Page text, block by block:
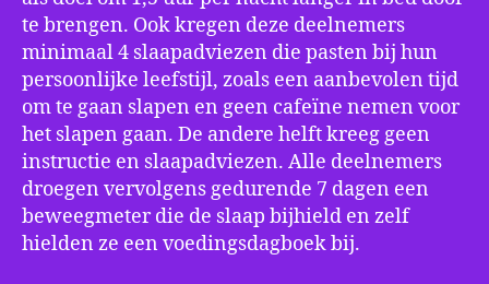
te brengen. Ook kregen deze deelnemers
minimaal 4 slaapadviezen die pasten bij hun
persoonlijke leefstijl, zoals een aanbevolen tijd
om te gaan slapen en geen cafeïne nemen voor
het slapen gaan. De andere helft kreeg geen
instructie en slaapadviezen. Alle deelnemers
droegen vervolgens gedurende 7 dagen een
beweegmeter die de slaap bijhield en zelf
hielden ze een voedingsdagboek bij.